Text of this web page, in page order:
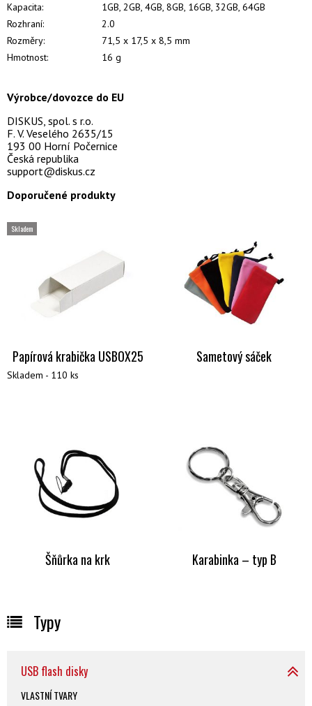
Kapacita:
1GB, 2GB, 4GB, 8GB, 16GB, 32GB, 64GB
Rozhraní:
2.0
Rozměry:
71,5 x 17,5 x 8,5 mm
Hmotnost:
16 g
Výrobce/dovozce do EU
DISKUS, spol. s r.o.
F. V. Veselého 2635/15
193 00 Horní Počernice
Česká republika
support@diskus.cz
Doporučené produkty
Skladem
Papírová krabička USBOX25
Skladem - 110 ks
Sametový sáček
Šňůrka na krk Karabinka – typ B
Typy
USB flash disky
VLASTNÍ TVARY